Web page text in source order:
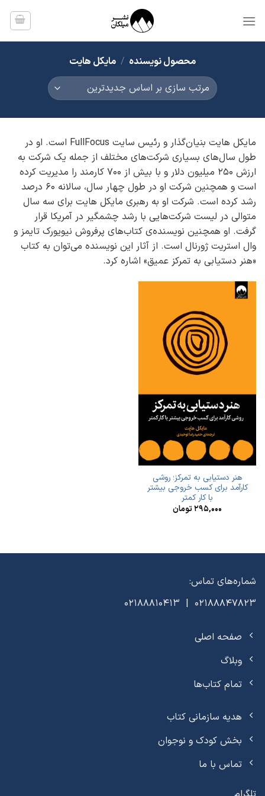
محصول نویسنده / مایکل هایت
مایکل هایت بنیان‌گذار و رئیس سایت FullFocus است. او در
طول سال‌های بسیاری شرکت‌های مختلف از جمله یک شرکت به
ارزش 250 میلیون دلار و با بیش از 700 کارمند را مدیریت کرده
است و همچنین شرکت او در طول چهار سال، سالانه 60 درصد
رشد کرده است. شرکت او به رهبری مایکل هایت برای سه سال
متوالی در لیست شرکت‌هایی با رشد چشمگیر در آمریکا قرار
گرفت. او همچنین نویسنده‌ی کتاب‌های پرفروش نیویورک تایمز و
وال استریت ژورنال است. از آثار این نویسنده می‌توان به کتاب
«هنر دستیابی به تمرکز عمیق» اشاره کرد.
هنر دستیابی به تمرکز؛ روشی
کارآمد برای کسب خروجی بیشتر
با کار کمتر
۲۹۵,۰۰۰تومان
شماره‌های تماس:
02188847823 | 02188810413
صفحه اصلی
وبلاگ
تمام کتاب‌ها
هدیه سازمانی کتاب
بخش کودک و نوجوان
تماس با ما